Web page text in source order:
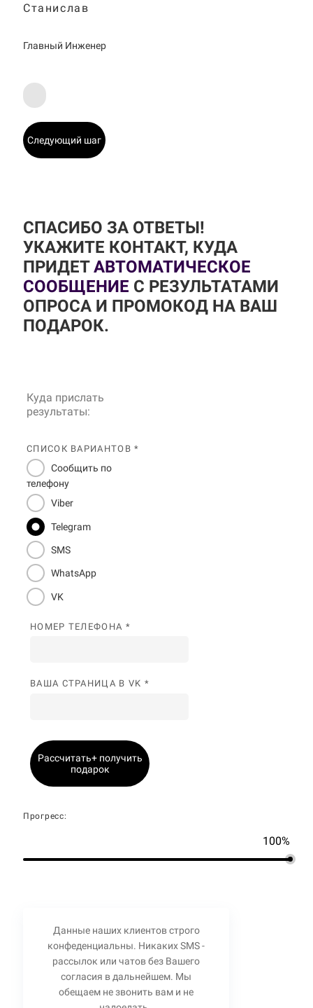
Станислав
Главный Инженер
Следующий шаг
СПАСИБО ЗА ОТВЕТЫ!
УКАЖИТЕ КОНТАКТ, КУДА
ПРИДЕТАВТОМАТИЧЕСКОЕ
СООБЩЕНИЕ С РЕЗУЛЬТАТАМИ
ОПРОСА И ПРОМОКОД НА ВАШ
ПОДАРОК.
Куда прислать
результаты:
СПИСОК ВАРИАНТОВ *
Сообщить по
телефону
Viber
Telegram
SMS
WhatsApp
VK
НОМЕР ТЕЛЕФОНА *
ВАША СТРАНИЦА В VK *
Рассчитать+ получить
подарок
Прогресс:
100%
Данные наших клиентов строго
конфеденциальны. Никаких SMS -
рассылок или чатов без Вашего
согласия в дальнейшем. Мы
обещаем не звонить вам и не